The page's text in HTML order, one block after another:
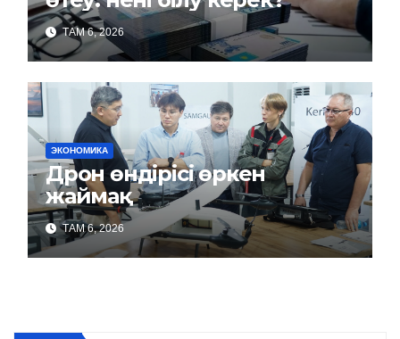
ТАМ 6, 2026
ЭКОНОМИКА
Дрон өндірісі өркен
жаймақ
ТАМ 6, 2026